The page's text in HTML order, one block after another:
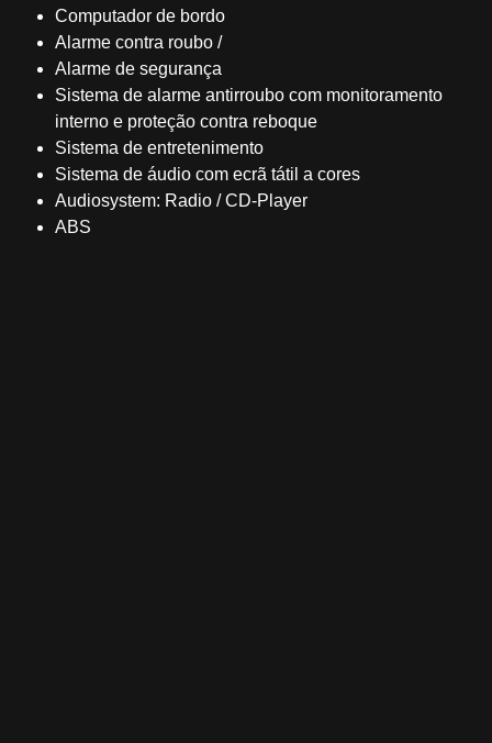
Computador de bordo
Alarme contra roubo /
Alarme de segurança
Sistema de alarme antirroubo com monitoramento
interno e proteção contra reboque
Sistema de entretenimento
Sistema de áudio com ecrã tátil a cores
Audiosystem: Radio / CD-Player
ABS